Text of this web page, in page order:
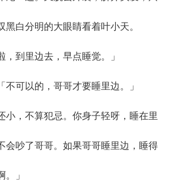
黑白分明的大眼睛看着叶小天。
到里边去，早点睡觉。」
可以的，哥哥才要睡里边。」
，不算犯忌。你身子轻呀，睡在里
会吵了哥哥。如果哥哥睡里边，睡得
」